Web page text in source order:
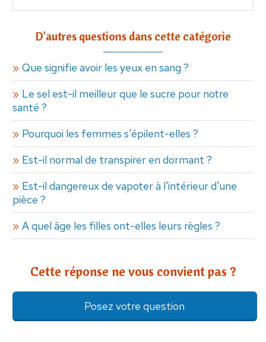
D'autres questions dans cette catégorie
Que signifie avoir les yeux en sang ?
Le sel est-il meilleur que le sucre pour notre
santé ?
Pourquoi les femmes s'épilent-elles ?
Est-il normal de transpirer en dormant ?
Est-il dangereux de vapoter à l'intérieur d'une
pièce ?
A quel âge les filles ont-elles leurs règles ?
Cette réponse ne vous convient pas ?
Posez votre question